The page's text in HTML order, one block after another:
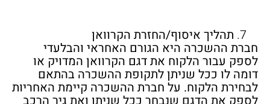
תהליך איסוף/החזרת הקרוואן
חברת ההשכרה היא הגורם האחראי והבלעדי
לספק עבור הלקוח את דגם הקרוואן המדויק או
דומה לו ככל שניתן לתקופת ההשכרה בהתאם
לבחירת הלקוח. על חברת ההשכרה קיימת האחריות